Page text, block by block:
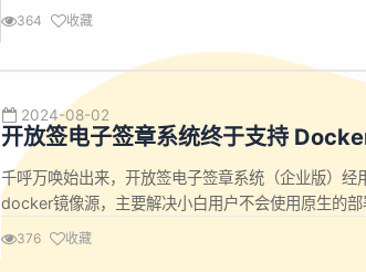
合智能扫描类型 支持自动采集与审核 PostgreSQL
364 收藏
2024-08-02
开放签电子签章系统终于支持
千呼万唤始出来，开放签电子签章系统（企业版）经
docker镜像源，主要解决小白用户不会使用原生的部
有需要向领导或者客户演示/体验系统的朋友可以找
步骤输入命令（只需八步）即可完成部署。镜像源
376 收藏